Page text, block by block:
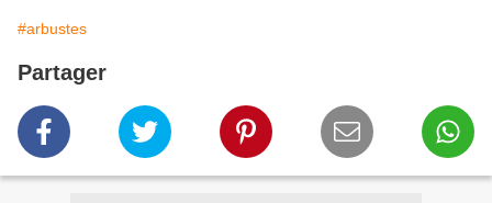
#arbustes
Partager